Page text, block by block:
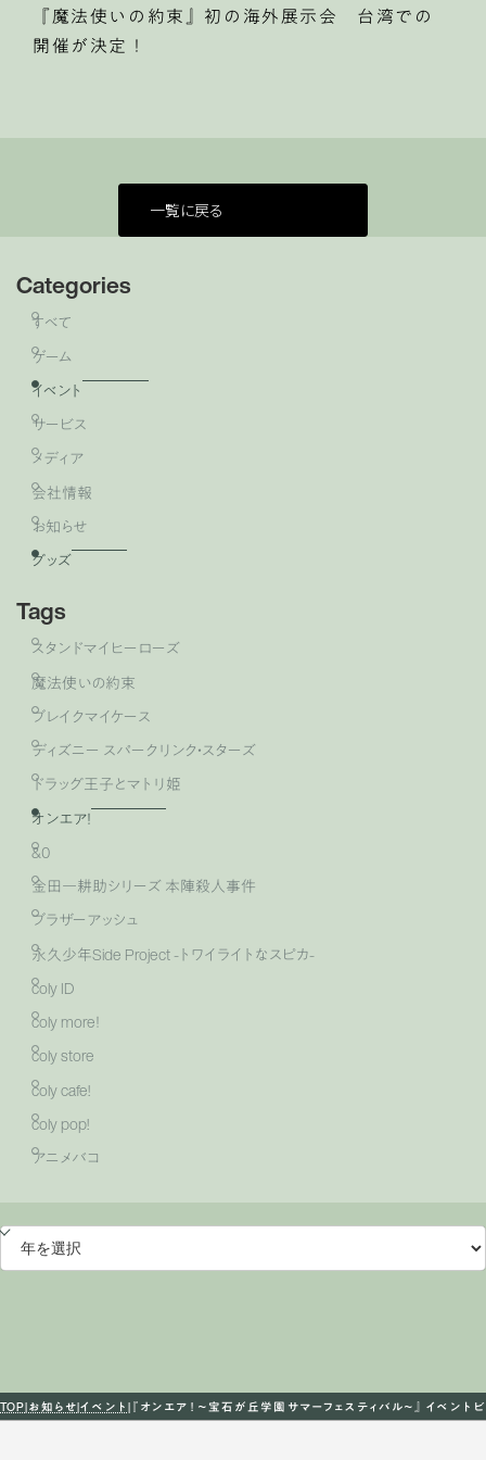
TOP お知らせイベント 『オンエア ! 〜宝石が丘学園サマーフェスティバル〜』 イベント
Categories
すべて
ゲーム
イベント
サービス
メディア
会社情報
お知らせ
グッズ
Tags
スタンドマイヒーローズ
魔法使いの約束
ブレイクマイケース
ディズニー スパークリンク・スターズ
ドラッグ王子とマトリ姫
オンエア！
&0
金田一耕助シリーズ 本陣殺人事件
ブラザーアッシュ
永久少年Side Project -トワイライトなスピカ-
coly ID
coly more！
coly store
coly cafe!
coly pop!
アニメバコ
『魔法使いの約束』初の海外展示会 台湾での
開催が決定！
一覧に戻る